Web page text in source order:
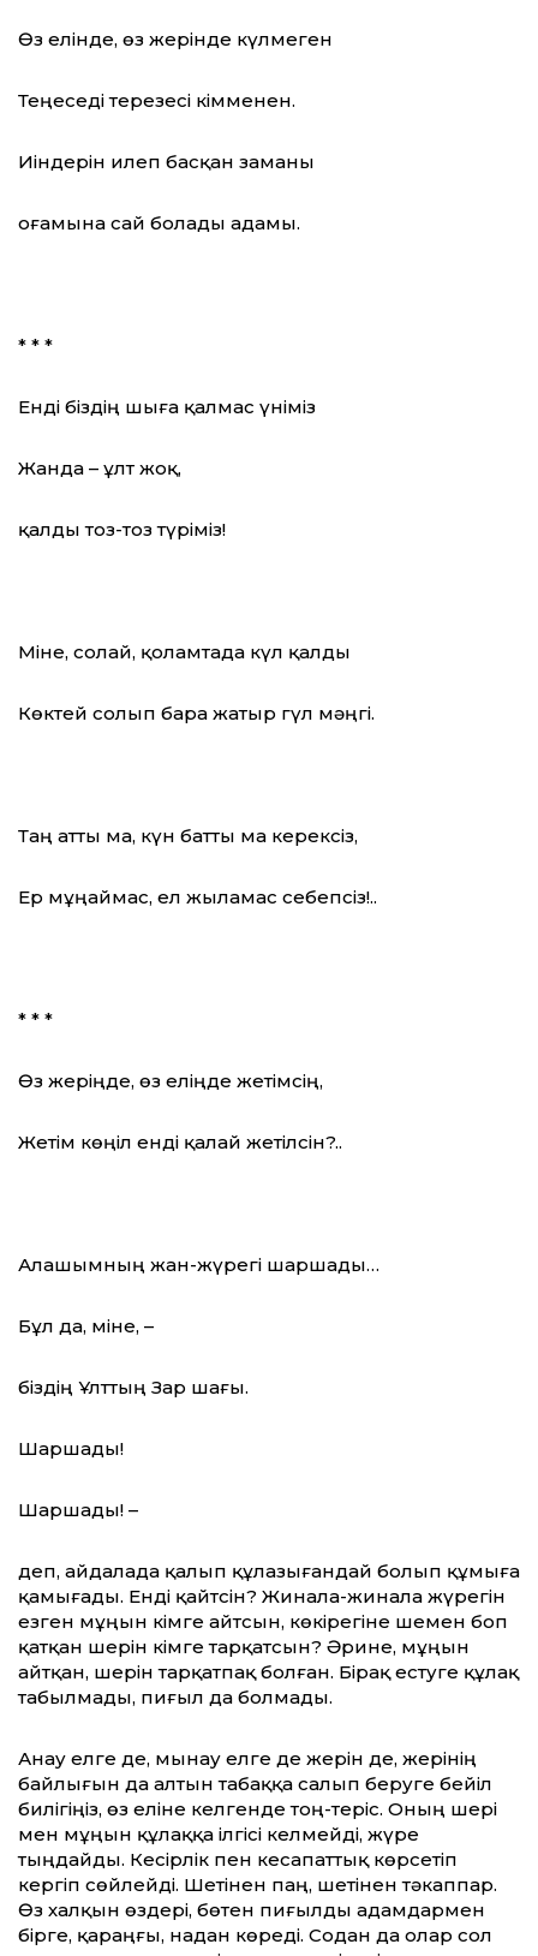
Өз елінде, өз жерінде күлмеген
Теңеседі терезесі кімменен.
Иіндерін илеп басқан заманы
Қоғамына сай болады адамы.
* * *
Енді біздің шыға қалмас үніміз
Жанда – ұлт жоқ,
қалды тоз-тоз түріміз!
Міне, солай, қоламтада күл қалды
Көктей солып бара жатыр гүл мәңгі.
Таң атты ма, күн батты ма керексіз,
Ер мұңаймас, ел жыламас себепсіз!..
* * *
Өз жеріңде, өз еліңде жетімсің,
Жетім көңіл енді қалай жетілсін?..
Алашымның жан-жүрегі шаршады…
Бұл да, міне, –
біздің Ұлттың Зар шағы.
Шаршады!
Шаршады! –
деп, айдалада қалып құлазығандай болып құмыға
қамығады. Енді қайтсін? Жинала-жинала жүре­гін
езген мұңын кімге айтсын, көкірегіне шемен боп
қатқан шерін кімге тарқатсын? Әрине, мұңын
айтқан, шерін тарқатпақ болған. Бірақ есту­ге құлақ
табылмады, пиғыл да болмады.
Анау елге де, мынау ел­ге де жерін де, жерінің
байлы­ғын да алтын табаққа салып беруге бейіл
билігіңіз, өз еліне келгенде тоң-теріс. Оның шері
мен мұңын құлаққа ілгісі келмейді, жүре
тыңдайды. Кесірлік пен кесапаттық көрсетіп
кергіп сөйлейді. Шетінен паң, шетінен тәкаппар.
Өз халқын өздері, бөтен пиғылды адамдармен
бірге, қараңғы, надан көреді. Содан да олар сол